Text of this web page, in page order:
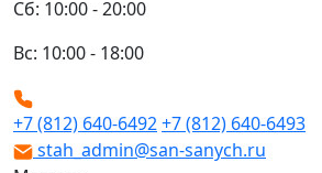
Сб: 10:00 - 20:00
Вс: 10:00 - 18:00
+7 (812) 640-6492+7 (812) 640-6493
stah_admin@san-sanych.ru